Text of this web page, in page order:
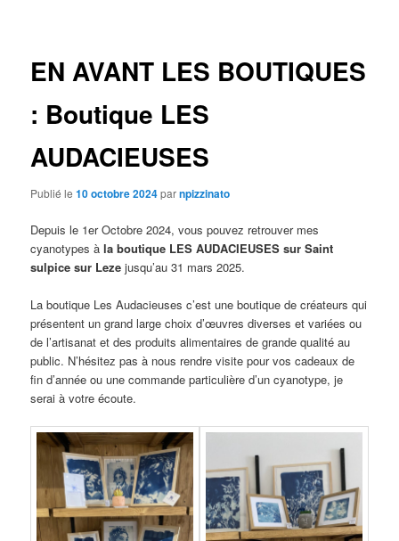
EN AVANT LES BOUTIQUES
: Boutique LES
AUDACIEUSES
Publié le10 octobre 2024parnpizzinato
Depuis le 1er Octobre 2024, vous pouvez retrouver mes
cyanotypes àla boutique LES AUDACIEUSES sur Saint
sulpice sur Lezejusqu’au 31 mars 2025.
La boutique Les Audacieuses c’est une boutique de créateurs qui
présentent un grand large choix d’œuvres diverses et variées ou
de l’artisanat et des produits alimentaires de grande qualité au
public. N’hésitez pas à nous rendre visite pour vos cadeaux de
fin d’année ou une commande particulière d’un cyanotype, je
serai à votre écoute.